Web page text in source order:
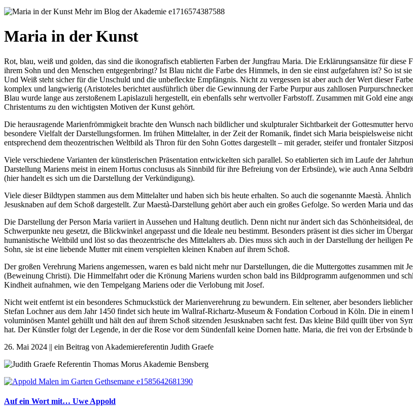
Maria in der Kunst
Rot, blau, weiß und golden, das sind die ikonografisch etablierten Farben der Jungfrau Maria. Die Erklärungsansätze für
ihrem Sohn und den Menschen entgegenbringt? Ist Blau nicht die Farbe des Himmels, in den sie einst aufgefahren ist? So ist
Und Weiß steht sicher für die Unschuld und die unbefleckte Empfängnis. Nicht zu vergessen ist aber auch der Wert dieser
komplex und langwierig (Aristoteles berichtet ausführlich über die Gewinnung der Farbe Purpur aus zahllosen
Blau wurde lange aus zerstoßenem Lapislazuli hergestellt, ein ebenfalls sehr wertvoller Farbstoff. Zusammen mit Gold eine
Christentums zu den wichtigsten Motiven der Kunst gehört.
Die herausragende Marienfrömmigkeit brachte den Wunsch nach bildlicher und skulpturaler Sichtbarkeit der Gottesmutter
besondere Vielfalt der Darstellungsformen. Im frühen Mittelalter, in der Zeit der Romanik, findet sich Maria beispielsweise
entsprechend dem theozentrischen Weltbild als Thron für den Sohn Gottes dargestellt – mit gerader, steifer und frontaler
Viele verschiedene Varianten der künstlerischen Präsentation entwickelten sich parallel. So etablierten sich im Laufe der
Darstellung Mariens meist in einem Hortus conclusus als Sinnbild für ihre Befreiung von der Erbsünde), wie auch Anna
(hier handelt es sich um die Darstellung der Verkündigung).
Viele dieser Bildtypen stammen aus dem Mittelalter und haben sich bis heute erhalten. So auch die sogenannte Maestà.
Jesusknaben auf dem Schoß dargestellt. Zur Maestà-Darstellung gehört aber auch ein großes Gefolge. So werden Maria und
Die Darstellung der Person Maria variiert in Aussehen und Haltung deutlich. Denn nicht nur ändert sich das Schönheitsideal,
Schwerpunkte neu gesetzt, die Blickwinkel angepasst und die Ideale neu bestimmt. Besonders präsent ist dies sicher im
humanistische Weltbild und löst so das theozentrische des Mittelalters ab. Dies muss sich auch in der Darstellung der heiligen
Sohn, sie ist eine liebende Mutter mit einem verspielten kleinen Knaben auf ihrem Schoß.
Der großen Verehrung Mariens angemessen, waren es bald nicht mehr nur Darstellungen, die die Muttergottes zusammen mit
(Beweinung Christi). Die Himmelfahrt oder die Krönung Mariens wurden schon bald ins Bildprogramm aufgenommen und
Kindheit aufnahmen, wie den Tempelgang Mariens oder die Verlobung mit Josef.
Nicht weit entfernt ist ein besonderes Schmuckstück der Marienverehrung zu bewundern. Ein seltener, aber besonders
Stefan Lochner aus dem Jahr 1450 findet sich heute im Wallraf-Richartz-Museum & Fondation Corboud in Köln. Die in einem
voluminösen Mantel gehüllt und hält den auf ihrem Schoß sitzenden Jesusknaben sacht fest. Das kleine Bild quillt über von
hat. Der Künstler folgt der Legende, in der die Rose vor dem Sündenfall keine Dornen hatte. Maria, die frei von der Erbsünde
26. Mai 2024 || ein Beitrag von Akademiereferentin Judith Graefe
Auf ein Wort mit… Uwe Appold